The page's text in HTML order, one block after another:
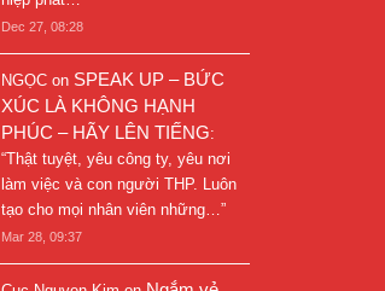
Dec 27, 08:28
NGỌC on SPEAK UP – BỨC
XÚC LÀ KHÔNG HẠNH
PHÚC – HÃY LÊN TIẾNG:
“Thật tuyệt, yêu công ty, yêu nơi
làm việc và con người THP. Luôn
tạo cho mọi nhân viên những… ”
Mar 28, 09:37